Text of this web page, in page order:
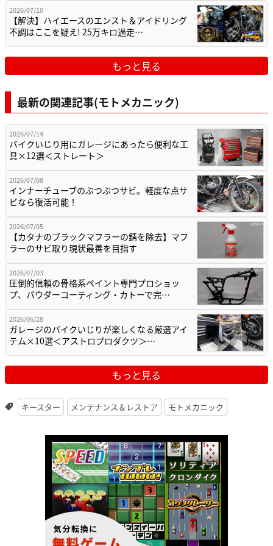
2026/07/10
【解決】ハイエースのエンスト＆アイドリング
不調はここを疑え! 25万キロ過走…
もっと見る
最新の関連記事(モトメカニック)
2026/07/14
バイクいじり用にガレージにあったら便利な工
具×12選＜ストレート＞
2026/07/08
インナーチューブのぶつぶつサビ。軽度な点サ
ビなら復活可能！
2026/07/05
【カタナのブラックマフラーの錆を除去】マフ
ラーのサビ取り現状最善を目指す
2026/07/03
圧倒的信頼の骨格系ペイント専門プロショッ
プ、パウダーコーティング・カトーで完…
2026/06/28
ガレージのバイクいじりが楽しくなる厳選アイ
テム×10選＜アストロプロダクツ＞…
もっと見る
キースター メンテナンス＆レストア モトメカニック